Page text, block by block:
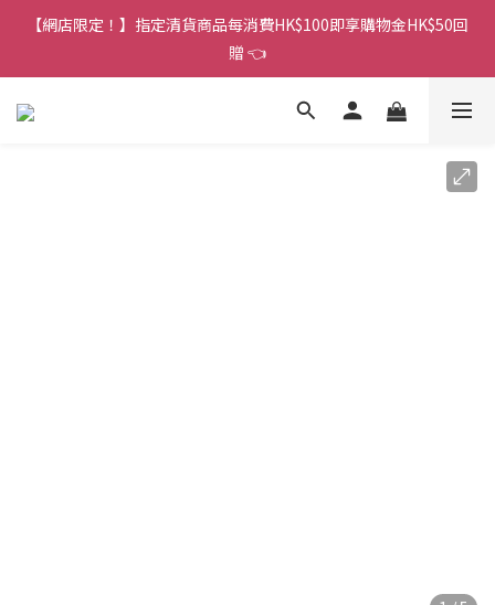
香港訂單金額滿HK$150包平郵｜滿HK$299包易寄取｜滿HK$499
包順豐／京東
贈 👈
香港訂單金額滿HK$150包平郵｜滿HK$299包易寄取｜滿HK$499